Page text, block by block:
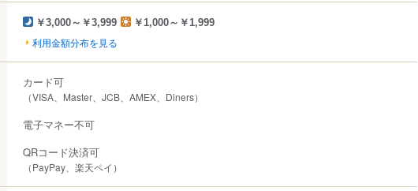
￥3,000～￥3,999 ￥1,000～￥1,999
利用金額分布を見る
カード可
（VISA、Master、JCB、AMEX、Diners）
電子マネー不可
QRコード決済可
（PayPay、楽天ペイ）